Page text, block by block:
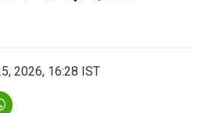
2026, 16:28 IST